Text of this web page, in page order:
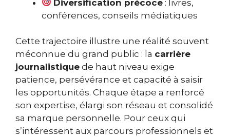
Diversification précoce : livres,
conférences, conseils médiatiques
Cette trajectoire illustre une réalité souvent
méconnue du grand public : la carrière
journalistique de haut niveau exige
patience, persévérance et capacité à saisir
les opportunités. Chaque étape a renforcé
son expertise, élargi son réseau et consolidé
sa marque personnelle. Pour ceux qui
s’intéressent aux parcours professionnels et